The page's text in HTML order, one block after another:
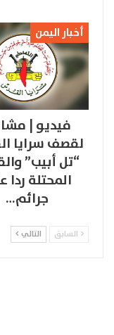
أخبار اليمن
فيديو |
لقصف سرايا
“تل أبيب”
المحتلة ردا
جرائم…
السابق التالي